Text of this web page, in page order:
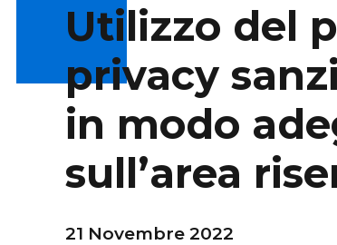
Utilizzo del
privacy
in modo
sull’area
21 Novembre 2022